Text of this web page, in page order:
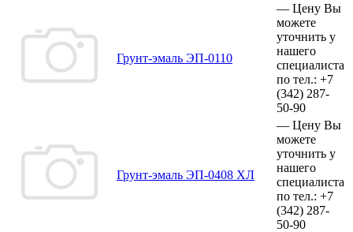
Грунт-эмаль ЭП-0110
— Цену Вы
можете
уточнить у
нашего
специалиста
по тел.: +7
(342) 287-
50-90
Грунт-эмаль ЭП-0408 ХЛ
— Цену Вы
можете
уточнить у
нашего
специалиста
по тел.: +7
(342) 287-
50-90